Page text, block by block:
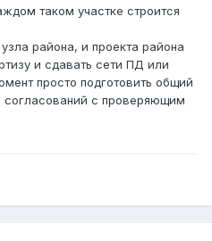
таком участке строится
района, и проекта района
и сдавать сети ПД или
просто подготовить общий
согласований с проверяющим